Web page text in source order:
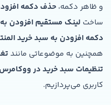
و ظاهر دکمه،حذف دکمه
ساخت لینک مستقیم افزودن
دکمه افزودن به سبد خرید
همچنین به موضوعاتی مانند
تنظیمات سبد خرید در ووکامرس
کاربری می‌پردازیم.